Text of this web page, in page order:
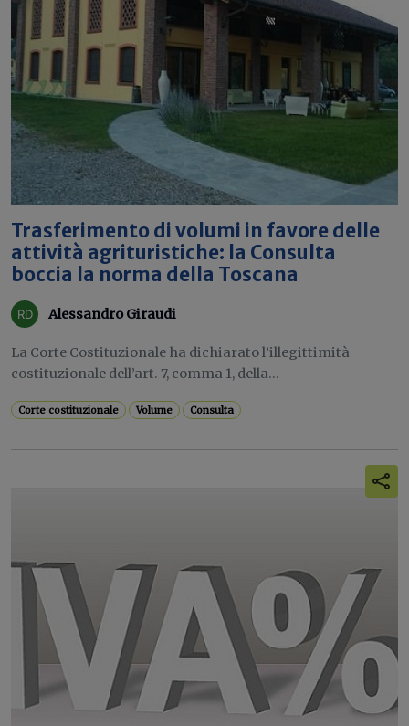
Trasferimento di volumi in favore delle
attività agrituristiche: la Consulta
boccia la norma della Toscana
Alessandro Giraudi
La Corte Costituzionale ha dichiarato l’illegittimità
costituzionale dell’art. 7, comma 1, della...
Corte costituzionale Volume Consulta